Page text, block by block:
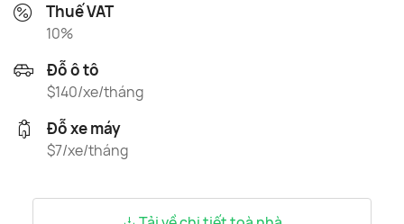
Thuế VAT
10%
Đỗ ô tô
$140/xe/tháng
Đỗ xe máy
$7/xe/tháng